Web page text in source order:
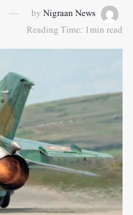
by Nigraan News
Reading Time: 1min read